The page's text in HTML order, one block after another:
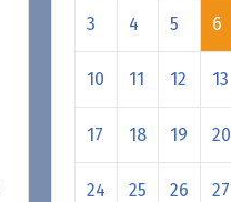
3 4 5 6
10 11 12 13
17 18 19 20
24 25 26 27